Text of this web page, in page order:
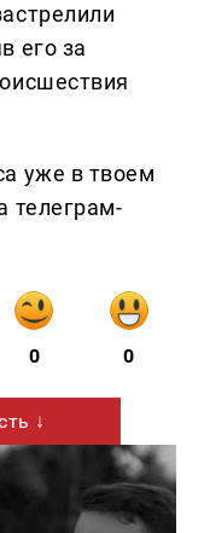
его за
уже в твоем
телеграм-
0 0
↓